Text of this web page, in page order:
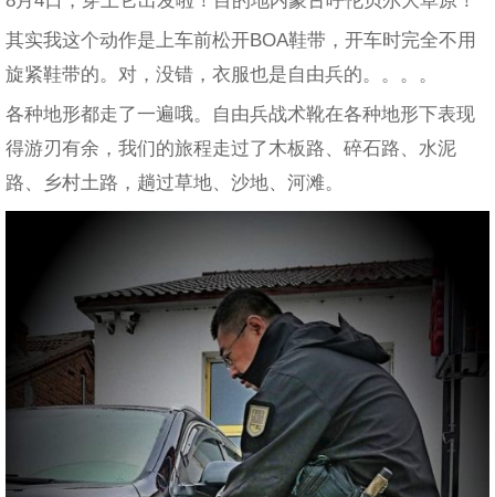
其实我这个动作是上车前松开BOA鞋带，开车时完全不用
旋紧鞋带的。对，没错，衣服也是自由兵的。。。。
各种地形都走了一遍哦。自由兵战术靴在各种地形下表现
得游刃有余，我们的旅程走过了木板路、碎石路、水泥
路、乡村土路，趟过草地、沙地、河滩。